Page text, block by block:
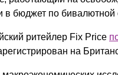
в бюджет по
ритейлер Fix Price
на